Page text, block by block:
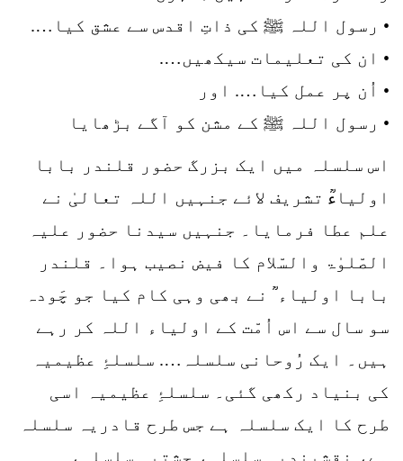
• رسول اللہ ﷺ کی ذاتِ اقدس سے عشق کیا….
• ان کی تعلیمات سیکھیں….
• اُن پر عمل کیا…. اور
• رسول اللہ ﷺ کے مشن کو آگے بڑھایا
اس سلسلہ میں ایک بزرگ حضور قلندر بابا
اولیاءؒ تشریف لائے جنہیں اللہ تعالیٰ نے
علم عطا فرمایا۔ جنہیں سیدنا حضور علیہ
الصّلوٰۃ والسّلام کا فیض نصیب ہوا۔ قلندر
بابا اولیاء ؒ نے بھی وہی کام کیا جو چَودہ
سو سال سے اس اُمّت کے اولیاء اللہ کر رہے
ہیں۔ ایک رُوحانی سلسلہ…. سلسلۂِ عظیمیہ
کی بنیاد رکھی گئی۔ سلسلۂِ عظیمیہ اسی
طرح کا ایک سلسلہ ہے جس طرح قادریہ سلسلہ
ہے، نقشبندیہ سلسلہ، چشتیہ سلسلہ،